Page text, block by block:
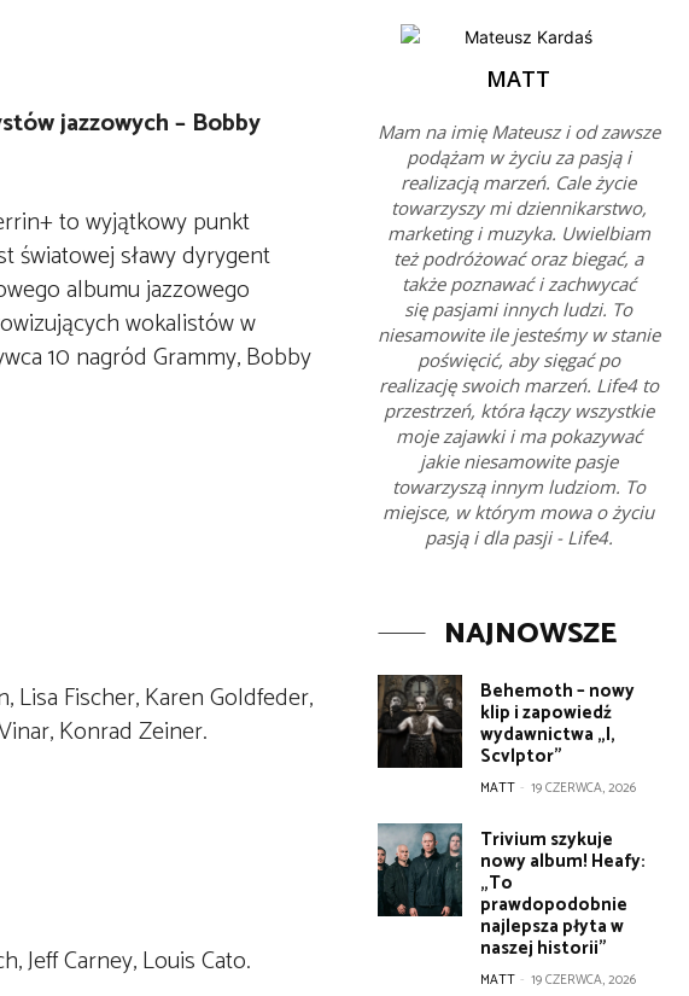
jazzowych – Bobby
to wyjątkowy punkt
światowej sławy dyrygent
albumu jazzowego
wokalistów w
10 nagród Grammy, Bobby
Lisa Fischer, Karen Goldfeder,
Konrad Zeiner.
Jeff Carney, Louis Cato.
MATT
Mam na imię Mateusz i od zawsze
podążam w życiu za pasją i
realizacją marzeń. Cale życie
towarzyszy mi dziennikarstwo,
marketing i muzyka. Uwielbiam
też podróżować oraz biegać, a
także poznawać i zachwycać
się pasjami innych ludzi. To
niesamowite ile jesteśmy w stanie
poświęcić, aby sięgać po
realizację swoich marzeń. Life4 to
przestrzeń, która łączy wszystkie
moje zajawki i ma pokazywać
jakie niesamowite pasje
towarzyszą innym ludziom. To
miejsce, w którym mowa o życiu
pasją i dla pasji - Life4.
NAJNOWSZE
Behemoth – nowy
klip i zapowiedź
wydawnictwa „I,
Scvlptor”
MATT - 19 CZERWCA, 2026
Trivium szykuje
nowy album! Heafy:
„To
prawdopodobnie
najlepsza płyta w
naszej historii”
MATT - 19 CZERWCA, 2026